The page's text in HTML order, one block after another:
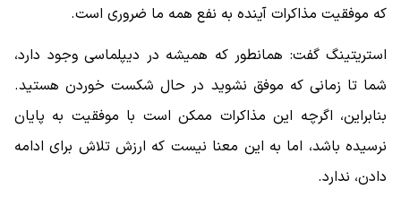
که موفقیت مذاکرات آینده به نفع همه ما ضروری است.
استریتینگ گفت: همانطور که همیشه در دیپلماسی وجود دارد،
شما تا زمانی که موفق نشوید در حال شکست خوردن هستید.
بنابراین، اگرچه این مذاکرات ممکن است با موفقیت به پایان
نرسیده باشد، اما به این معنا نیست که ارزش تلاش برای ادامه
دادن، ندارد.